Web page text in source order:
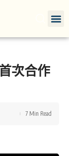
次合作
7 Min Read